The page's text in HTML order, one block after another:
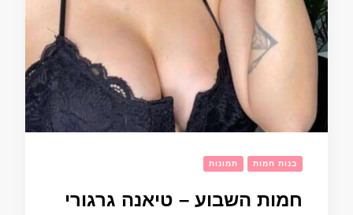
בנות חמות תמונות
חמות השבוע – טיאנה גרגורי